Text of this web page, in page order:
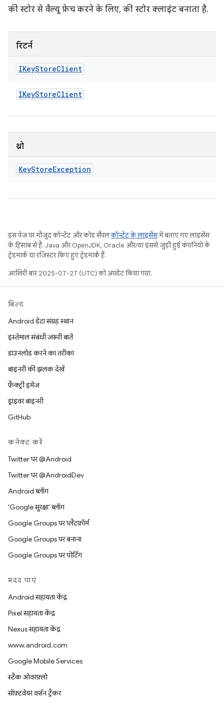
की स्टोर से वैल्यू फ़ेच करने के लिए, की स्टोर क्लाइंट बनाता है.
रिटर्न
IKeyStoreClient
IKeyStoreClient
थ्रो
KeyStoreException
इस पेज पर मौजूद कॉन्टेंट और कोड सैंपलकॉन्टेंट के लाइसेंसमें बताए गए लाइसेंस
के हिसाब से हैं. Java और OpenJDK, Oracle और/या इससे जुड़ी हुई कंपनियों के
ट्रेडमार्क या रजिस्टर किए हुए ट्रेडमार्क हैं.
आखिरी बार 2025-07-27 (UTC) को अपडेट किया गया.
बिल्ड
Android डेटा संग्रह स्थान
इस्तेमाल संबंधी ज़रूरी बातें
डाउनलोड करने का तरीका
बाइनरी की झलक देखें
फ़ैक्ट्री इमेज
ड्राइवर बाइनरी
GitHub
कनेक्ट करें
Twitter पर @Android
Twitter पर @AndroidDev
Android ब्लॉग
'Google सुरक्षा' ब्लॉग
Google Groups पर प्लैटफ़ॉर्म
Google Groups पर बनाना
Google Groups पर पोर्टिंग
मदद पाएं
Android सहायता केंद्र
Pixel सहायता केंद्र
Nexus सहायता केंद्र
www.android.com
Google Mobile Services
स्टैक ओवरफ़्लो
सॉफ़्टवेयर वर्शन ट्रैकर